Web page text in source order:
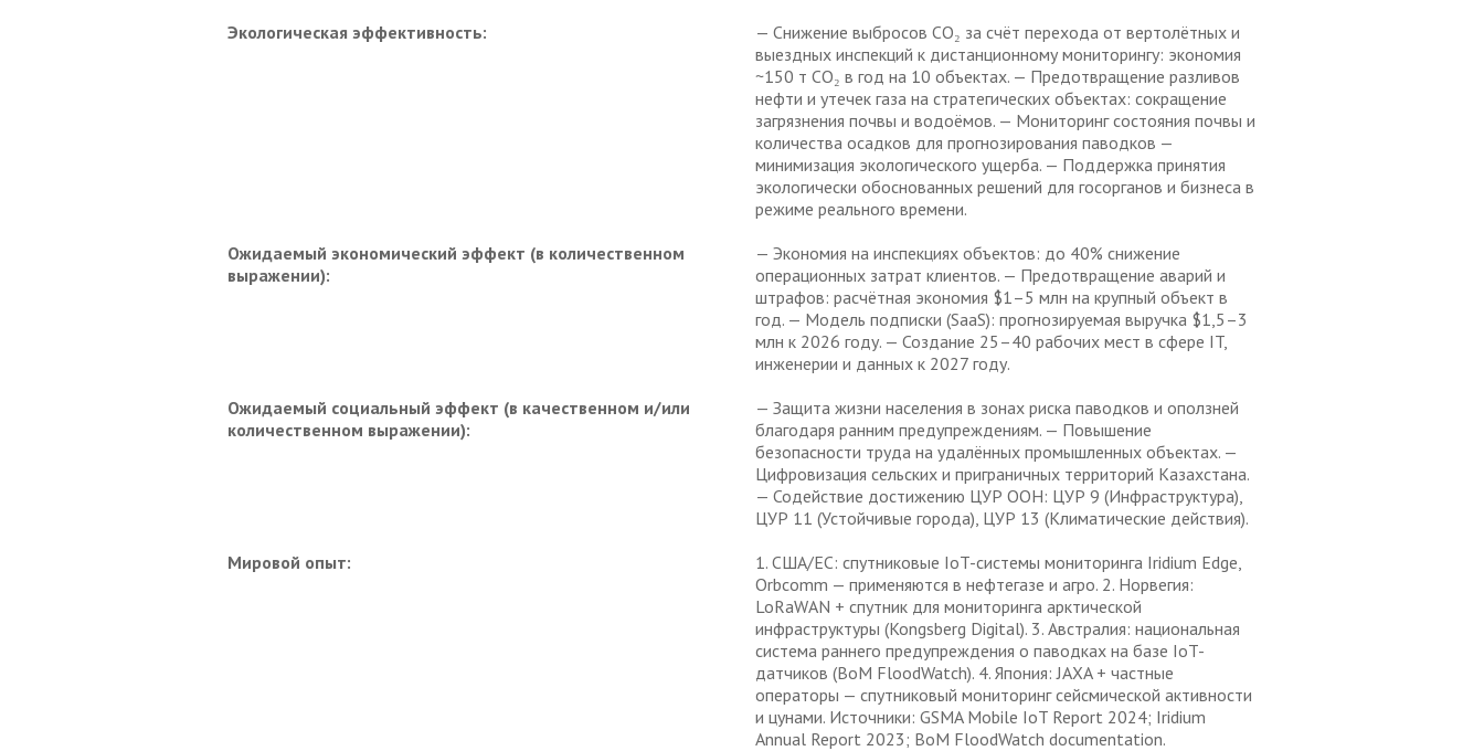
Экологическая эффективность:
— Снижение выбросов CO₂ за счёт перехода от вертолётных и
выездных инспекций к дистанционному мониторингу: экономия
~150 т CO₂ в год на 10 объектах. — Предотвращение разливов
нефти и утечек газа на стратегических объектах: сокращение
загрязнения почвы и водоёмов. — Мониторинг состояния почвы и
количества осадков для прогнозирования паводков —
минимизация экологического ущерба. — Поддержка принятия
экологически обоснованных решений для госорганов и бизнеса в
режиме реального времени.
Ожидаемый экономический эффект (в количественном
выражении):
— Экономия на инспекциях объектов: до 40% снижение
операционных затрат клиентов. — Предотвращение аварий и
штрафов: расчётная экономия $1–5 млн на крупный объект в
год. — Модель подписки (SaaS): прогнозируемая выручка $1,5–3
млн к 2026 году. — Создание 25–40 рабочих мест в сфере IT,
инженерии и данных к 2027 году.
Ожидаемый социальный эффект (в качественном и/или
количественном выражении):
— Защита жизни населения в зонах риска паводков и оползней
благодаря ранним предупреждениям. — Повышение
безопасности труда на удалённых промышленных объектах. —
Цифровизация сельских и приграничных территорий Казахстана.
— Содействие достижению ЦУР ООН: ЦУР 9 (Инфраструктура),
ЦУР 11 (Устойчивые города), ЦУР 13 (Климатические действия).
Мировой опыт:
1. США/ЕС: спутниковые IoT-системы мониторинга Iridium Edge,
Orbcomm — применяются в нефтегазе и агро. 2. Норвегия:
LoRaWAN + спутник для мониторинга арктической
инфраструктуры (Kongsberg Digital). 3. Австралия: национальная
система раннего предупреждения о паводках на базе IoT-
датчиков (BoM FloodWatch). 4. Япония: JAXA + частные
операторы — спутниковый мониторинг сейсмической активности
и цунами. Источники: GSMA Mobile IoT Report 2024; Iridium
Annual Report 2023; BoM FloodWatch documentation.